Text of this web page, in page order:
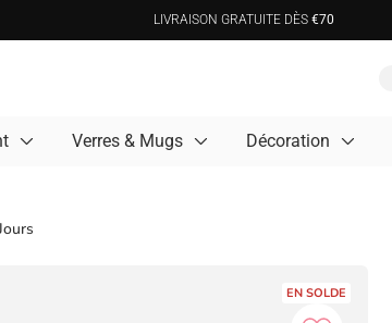
LIVRAISON GRATUITE DÈS €70
Verres & Mugs Décoration
EN SOLDE